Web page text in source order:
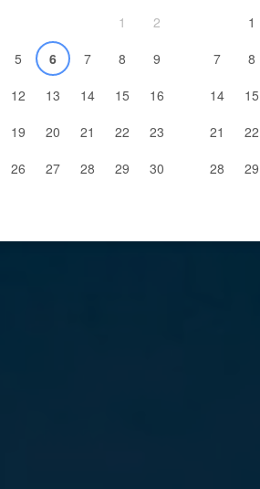
1
2
5 6 7 8
9
12 13 14 15
16
19 20 21 22
23
26 27 28 29
30
1
7
8
14
15
21
22
28
29